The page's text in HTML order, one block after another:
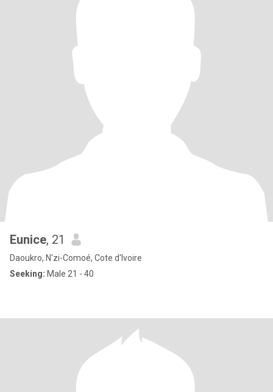
Eunice, 21
Daoukro, N'zi-Comoé, Cote d'Ivoire
Seeking: Male 21 - 40